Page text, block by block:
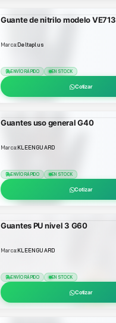
Guante de nitrilo modelo VE713
Marca:Deltaplus
ENVÍO RÁPIDO EN STOCK
Cotizar
Guantes uso general G40
Marca:KLEENGUARD
ENVÍO RÁPIDO EN STOCK
Cotizar
Guantes PU nivel 3 G60
Marca:KLEENGUARD
ENVÍO RÁPIDO EN STOCK
Cotizar